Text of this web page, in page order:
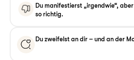
Du manifestierst „irgendwie“,
so richtig.
Du zweifelst an dir – und an der